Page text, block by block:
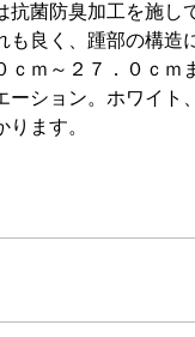
抗菌防臭加工を施し
も良く、踵部の構造
ｃｍ～２７．０ｃｍ
ーション。ホワイ
ます。